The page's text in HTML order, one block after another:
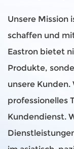
Unsere Mission
schaffen und
Eastron bietet
Produkte,
unsere
professionelles
Kundendienst.